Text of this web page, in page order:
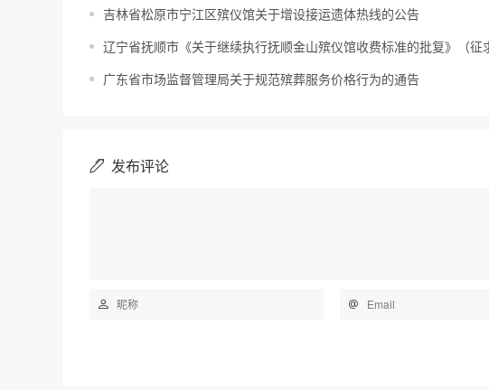
吉林省松原市宁江区殡仪馆关于增设接运遗体热线的公告
辽宁省抚顺市《关于继续执行抚顺金山殡仪馆收费标准的批复》（
广东省市场监督管理局关于规范殡葬服务价格行为的通告
发布评论